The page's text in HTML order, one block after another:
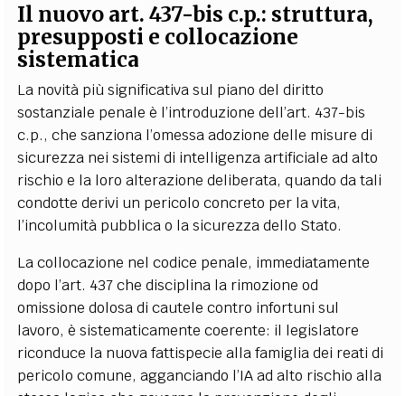
Il nuovo art. 437-bis c.p.: struttura,
presupposti e collocazione
sistematica
La novità più significativa sul piano del diritto
sostanziale penale è l’introduzione dell’art. 437-bis
c.p., che sanziona l’omessa adozione delle misure di
sicurezza nei sistemi di intelligenza artificiale ad alto
rischio e la loro alterazione deliberata, quando da tali
condotte derivi un pericolo concreto per la vita,
l’incolumità pubblica o la sicurezza dello Stato.
La collocazione nel codice penale, immediatamente
dopo l’art. 437 che disciplina la rimozione od
omissione dolosa di cautele contro infortuni sul
lavoro, è sistematicamente coerente: il legislatore
riconduce la nuova fattispecie alla famiglia dei reati di
pericolo comune, agganciando l’IA ad alto rischio alla